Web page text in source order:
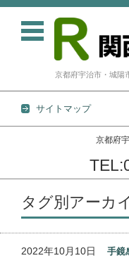
京都府宇治市・城
サイトマップ
京都府
コンテンツに移動
タグ別アーカ
2022年10月10日 手鏡